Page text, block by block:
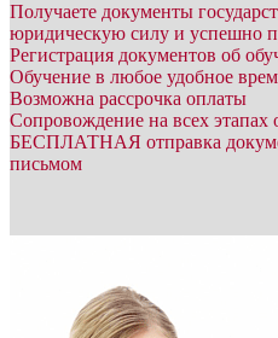
Получаете документы
юридическую силу и успешно
Регистрация документов об
Обучение в любое удобное
Возможна рассрочка оплаты
Сопровождение на всех этапах
БЕСПЛАТНАЯ отправка
письмом